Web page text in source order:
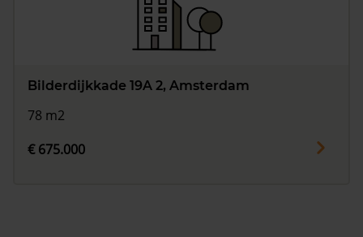
Bilderdijkkade 19A 2, Amsterdam
78 m2
€ 675.000